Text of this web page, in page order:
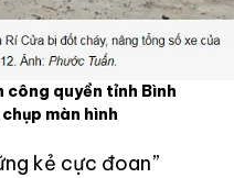
công quyền tỉnh Bình
màn hình
kẻ cực đoan”